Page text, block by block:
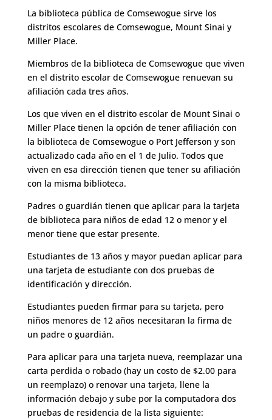
La biblioteca pública de Comsewogue sirve los
distritos escolares de Comsewogue, Mount Sinai y
Miller Place.
Miembros de la biblioteca de Comsewogue que viven
en el distrito escolar de Comsewogue renuevan su
afiliación cada tres años.
Los que viven en el distrito escolar de Mount Sinai o
Miller Place tienen la opción de tener afiliación con
la biblioteca de Comsewogue o Port Jefferson y son
actualizado cada año en el 1 de Julio. Todos que
viven en esa dirección tienen que tener su afiliación
con la misma biblioteca.
Padres o guardián tienen que aplicar para la tarjeta
de biblioteca para niños de edad 12 o menor y el
menor tiene que estar presente.
Estudiantes de 13 años y mayor puedan aplicar para
una tarjeta de estudiante con dos pruebas de
identificación y dirección.
Estudiantes pueden firmar para su tarjeta, pero
niños menores de 12 años necesitaran la firma de
un padre o guardián.
Para aplicar para una tarjeta nueva, reemplazar una
carta perdida o robado (hay un costo de $2.00 para
un reemplazo) o renovar una tarjeta, llene la
información debajo y sube por la computadora dos
pruebas de residencia de la lista siguiente: